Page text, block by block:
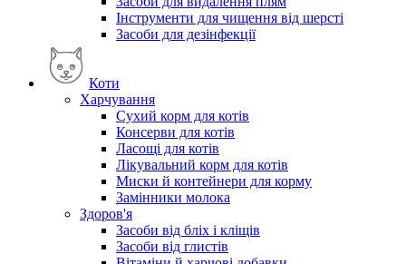
Інструменти для чищення від шерсті
Засоби для дезінфекції
Коти
Харчування
Сухий корм для котів
Консерви для котів
Ласощі для котів
Лікувальний корм для котів
Миски й контейнери для корму
Замінники молока
Здоров'я
Засоби від бліх і кліщів
Засоби від глистів